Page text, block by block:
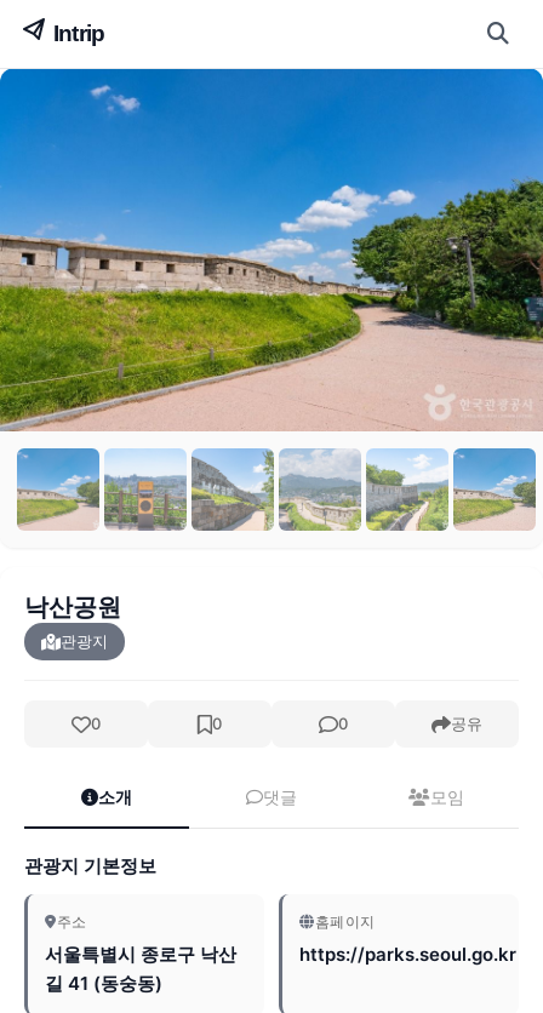
낙산공원
관광지
0 0 0 공유
소개 댓글 모임
관광지 기본정보
주소
서울특별시 종로구 낙산
길 41 (동숭동)
홈페이지
https://parks.seoul.go.kr